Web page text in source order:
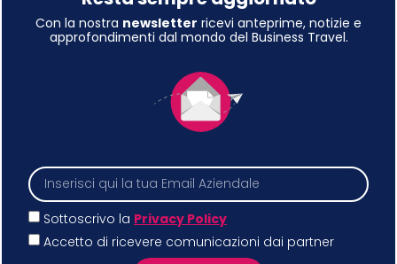
Con la nostra newsletter ricevi anteprime, notizie e
approfondimenti dal mondo del Business Travel.
Sottoscrivo la Privacy Policy
Accetto di ricevere comunicazioni dai partner